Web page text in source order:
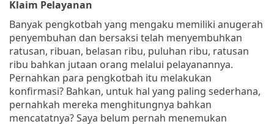
Klaim Pelayanan
Banyak pengkotbah yang mengaku memiliki anugerah
penyembuhan dan bersaksi telah menyembuhkan
ratusan, ribuan, belasan ribu, puluhan ribu, ratusan
ribu bahkan jutaan orang melalui pelayanannya.
Pernahkan para pengkotbah itu melakukan
konfirmasi? Bahkan, untuk hal yang paling sederhana,
pernahkah mereka menghitungnya bahkan
mencatatnya? Saya belum pernah menemukan